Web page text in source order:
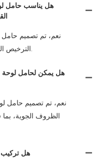
هل يناسب حامل
نعم، تم تصميم
الترخيص القياسية ذات الحجم الأمريكي.
هل يمكن لحامل
نعم، تم تصميم حامل
الظروف الجوية،
هل